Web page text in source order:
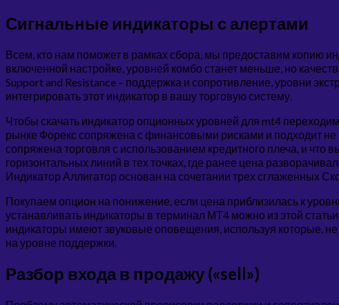
Сигнальные индикаторы с алертами
Всем, кто нам поможет в рамках сбора, мы предоставим копию
включенной настройке, уровней комбо станет меньше, но
Support and Resistance – поддержка и сопротивление, уровни
интегрировать этот индикатор в вашу торговую систему.
Чтобы скачать индикатор опционных уровней для mt4
рынке Форекс сопряжена с финансовыми рисками и подходит не
сопряжена торговля с использованием кредитного плеча, и
горизонтальных линий в тех точках, где ранее цена
Индикатор Аллигатор основан на сочетании трех сглаженных
Покупаем опцион на понижение, если цена приблизилась к
устанавливать индикаторы в терминал МТ4 можно из этой
индикаторы имеют звуковые оповещения, используя которые,
на уровне поддержки.
Разбор входа в продажу («sell»)